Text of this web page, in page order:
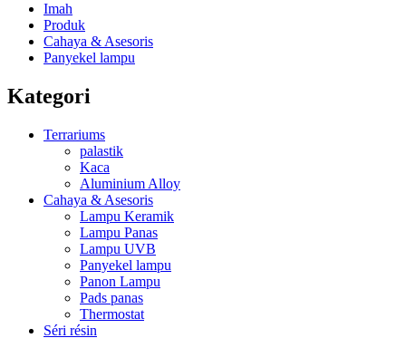
Imah
Produk
Cahaya & Asesoris
Panyekel lampu
Kategori
Terrariums
palastik
Kaca
Aluminium Alloy
Cahaya & Asesoris
Lampu Keramik
Lampu Panas
Lampu UVB
Panyekel lampu
Panon Lampu
Pads panas
Thermostat
Séri résin